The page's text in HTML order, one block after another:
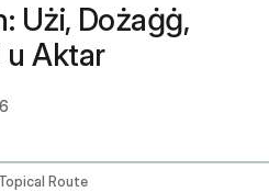
Użi, Dożaġġ,
u Aktar
Route